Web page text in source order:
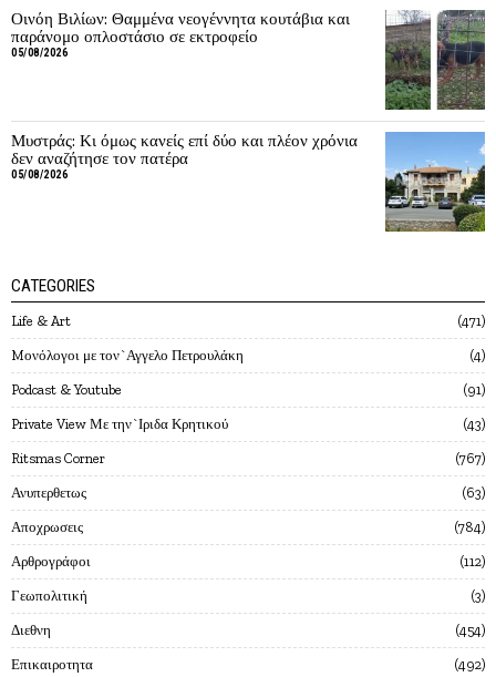
Οινόη Βιλίων: Θαμμένα νεογέννητα κουτάβια και
παράνομο οπλοστάσιο σε εκτροφείο
05/08/2026
Μυστράς: Κι όμως κανείς επί δύο και πλέον χρόνια
δεν αναζήτησε τον πατέρα
05/08/2026
CATEGORIES
Life & Art 471
Mονόλογοι με τον`Αγγελο Πετρουλάκη 4
Podcast & Youtube 91
Private View Με την`Ιριδα Κρητικού 43
Ritsmas Corner 767
Ανυπερθετως 63
Αποχρωσεις 784
Αρθρογράφοι 112
Γεωπολιτική 3
Διεθνη 454
Επικαιροτητα 492